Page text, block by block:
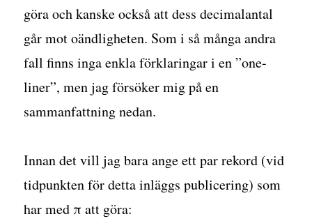
göra och kanske också att dess decimalantal
går mot oändligheten. Som i så många andra
fall finns inga enkla förklaringar i en ”one-
liner”, men jag försöker mig på en
sammanfattning nedan.
Innan det vill jag bara ange ett par rekord (vid
tidpunkten för detta inläggs publicering) som
har med π att göra: